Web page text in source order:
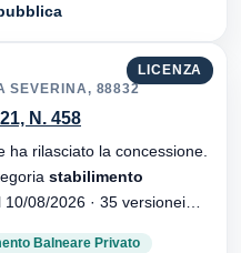
LICENZA
SEVERINA, 88832
N. 458
rilasciato la concessione.
stabilimento
Balneare Privato